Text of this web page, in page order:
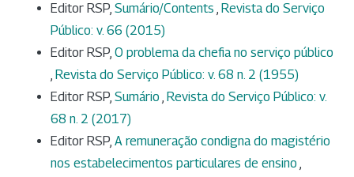
Editor RSP, Sumário/Contents , Revista do Serviço
Público: v. 66 (2015)
Editor RSP, O problema da chefia no serviço público
, Revista do Serviço Público: v. 68 n. 2 (1955)
Editor RSP, Sumário , Revista do Serviço Público: v.
68 n. 2 (2017)
Editor RSP, A remuneração condigna do magistério
nos estabelecimentos particulares de ensino ,